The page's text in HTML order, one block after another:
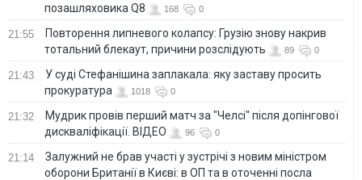
позашляховика Q8
168 0
21:55
Повторення липневого колапсу: Грузію знову накрив
тотальний блекаут, причини розслідують
89 0
21:43
У суді Стефанішина заплакала: яку заставу просить
прокуратура
1018 0
21:32
Мудрик провів перший матч за "Челсі" після допінгової
дискваліфікації. ВІДЕО
96 0
21:14
Залужний не брав участі у зустрічі з новим міністром
оборони Британії в Києві: в ОП та в оточенні посла